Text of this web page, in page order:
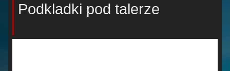
Podkladki pod talerze